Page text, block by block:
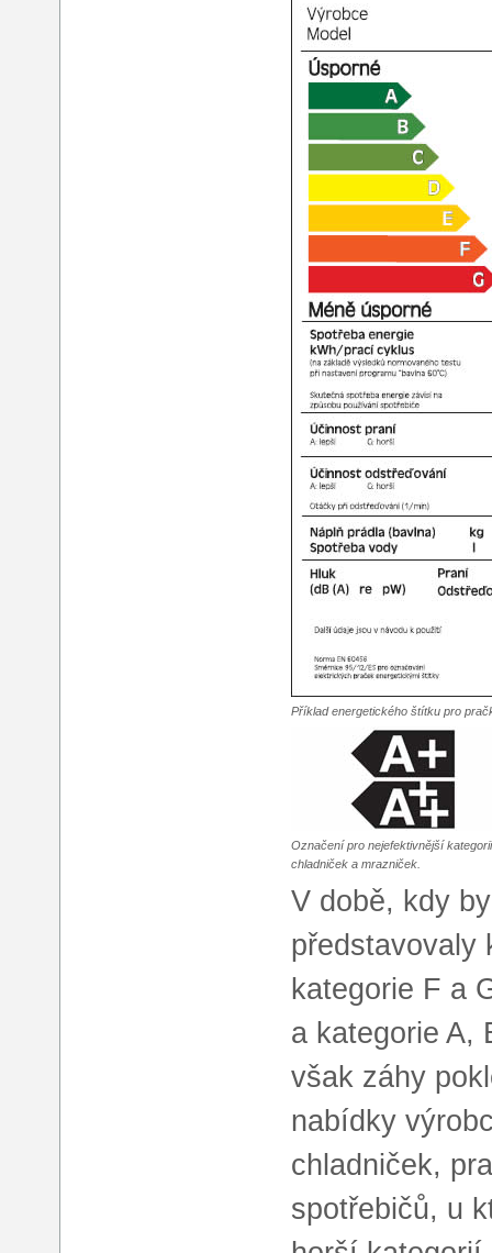
Příklad energetického štítku pro
Označení pro nejefektivnější kategorii
chladniček a mrazniček.
V době, kdy
představovaly
kategorie F a
a kategorie A,
však záhy
nabídky
chladniček,
spotřebičů, u